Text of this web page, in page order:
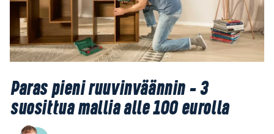
Paras pieni ruuvinväännin - 3
suosittua mallia alle 100 eurolla